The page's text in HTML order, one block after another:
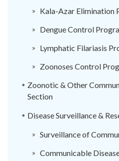
Kala-Azar Elimination
Dengue Control
Lymphatic Filariasis
Zoonoses Control
Zoonotic & Other
Section
Disease Surveillance &
Surveillance of
Communicable